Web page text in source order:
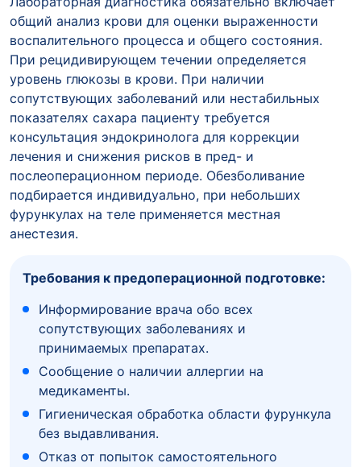
общий анализ крови для оценки выраженности
воспалительного процесса и общего состояния.
При рецидивирующем течении определяется
уровень глюкозы в крови. При наличии
сопутствующих заболеваний или нестабильных
показателях сахара пациенту требуется
консультация эндокринолога для коррекции
лечения и снижения рисков в пред- и
послеоперационном периоде. Обезболивание
подбирается индивидуально, при небольших
фурункулах на теле применяется местная
анестезия.
Требования к предоперационной подготовке:
Информирование врача обо всех
сопутствующих заболеваниях и
принимаемых препаратах.
Сообщение о наличии аллергии на
медикаменты.
Гигиеническая обработка области фурункула
без выдавливания.
Отказ от попыток самостоятельного